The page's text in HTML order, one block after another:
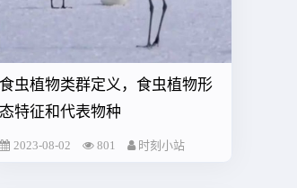
食虫植物类群定义，食虫植物形
态特征和代表物种
2023-08-02 801 时刻小站